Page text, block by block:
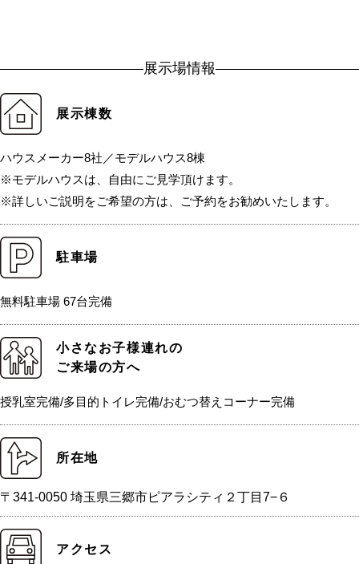
展示場情報
展示棟数
ハウスメーカー8社／モデルハウス8棟
※モデルハウスは、自由にご見学頂けます。
※詳しいご説明をご希望の方は、ご予約をお勧めいたします。
駐車場
無料駐車場 67台完備
小さなお子様連れの
ご来場の方へ
授乳室完備/多目的トイレ完備/おむつ替えコーナー完備
所在地
〒341-0050 埼玉県三郷市ピアラシティ２丁目7−６
アクセス